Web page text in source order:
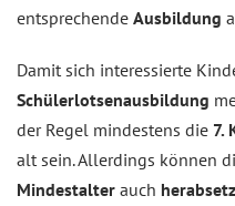
entsprechende Ausbildung
Damit sich interessierte
Schülerlotsenausbildung
der Regel mindestens die 7.
alt sein. Allerdings können
Mindestalter auch